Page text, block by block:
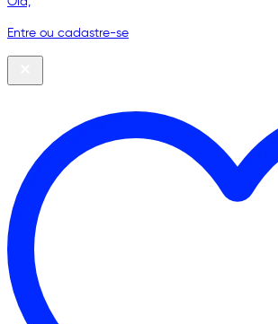
Entre ou cadastre-se